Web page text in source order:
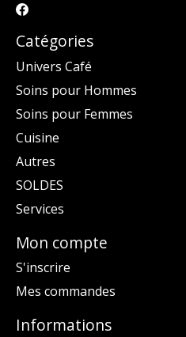
Catégories
Univers Café
Soins pour Hommes
Soins pour Femmes
Cuisine
Autres
SOLDES
Services
Mon compte
S'inscrire
Mes commandes
Informations